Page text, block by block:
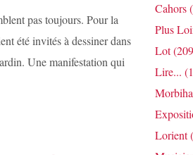
pas toujours. Pour la
été invités à dessiner dans
Une manifestation qui
Cahors
Plus
Lot
Lire...
Lorient